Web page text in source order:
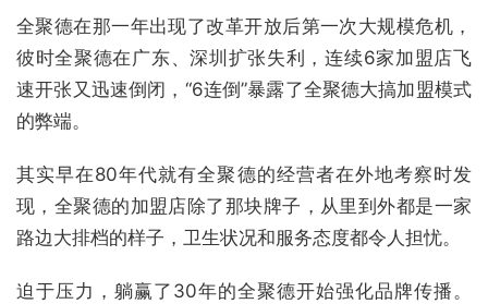
全聚德在那一年出现了改革开放后第一次大规模危机，
彼时全聚德在广东、深圳扩张失利，连续6家加盟店飞
速开张又迅速倒闭，“6连倒”暴露了全聚德大搞加盟模式
的弊端。
其实早在80年代就有全聚德的经营者在外地考察时发
现，全聚德的加盟店除了那块牌子，从里到外都是一家
路边大排档的样子，卫生状况和服务态度都令人担忧。
迫于压力，躺赢了30年的全聚德开始强化品牌传播。